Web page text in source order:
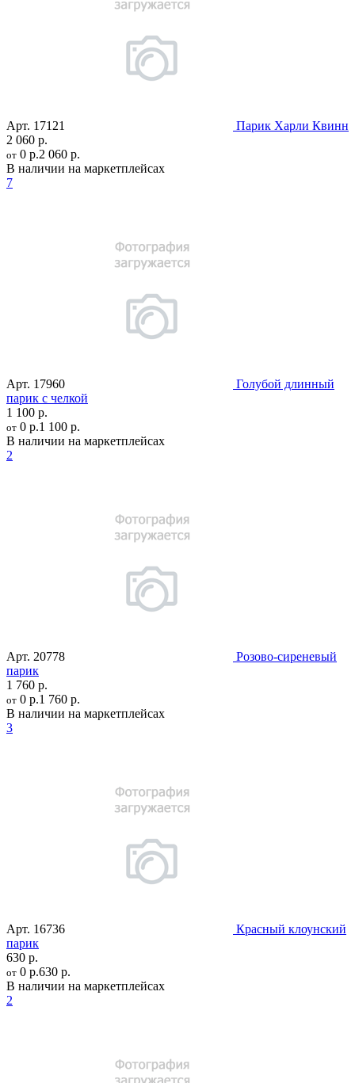
Арт. 17121
Парик Харли Квинн
2 060 р.
от 0 р.2 060 р.
В наличии на маркетплейсах
7
Арт. 17960
Голубой длинный
парик с челкой
1 100 р.
от 0 р.1 100 р.
В наличии на маркетплейсах
2
Арт. 20778
Розово-сиреневый
парик
1 760 р.
от 0 р.1 760 р.
В наличии на маркетплейсах
3
Арт. 16736
Красный клоунский
парик
630 р.
от 0 р.630 р.
В наличии на маркетплейсах
2